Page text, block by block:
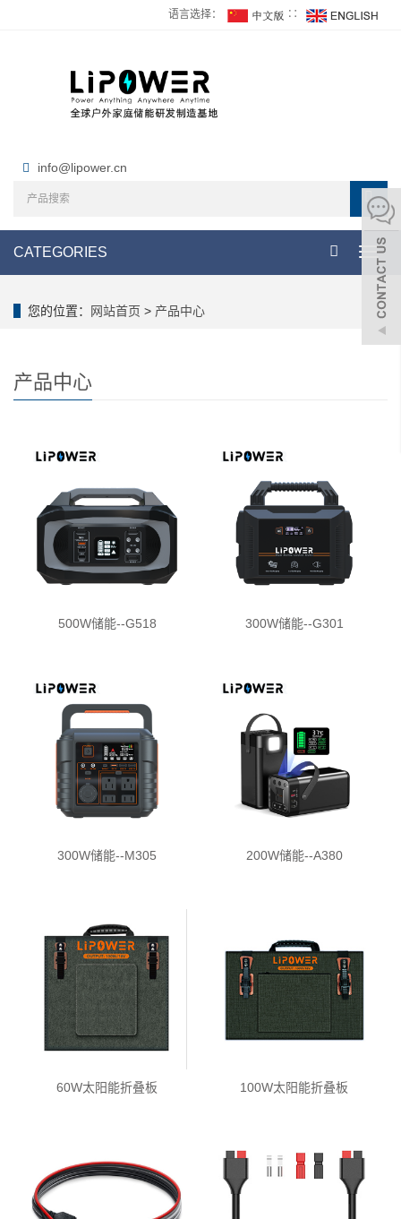
语言选择： ∷
info@lipower.cn
CATEGORIES
您的位置： 网站首页 > 产品中心
产品中心
500W储能--G518 300W储能--G301
300W储能--M305 200W储能--A380
60W太阳能折叠板 100W太阳能折叠板